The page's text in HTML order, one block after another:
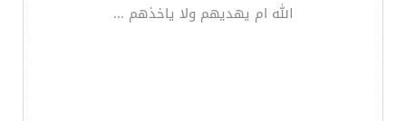
الله ام يهديهم ولا ياخذهم ...